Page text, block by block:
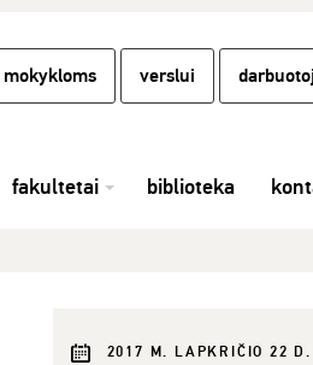
mokykloms verslui
fakultetai biblioteka
2017 M. LAPKRIČIO 22